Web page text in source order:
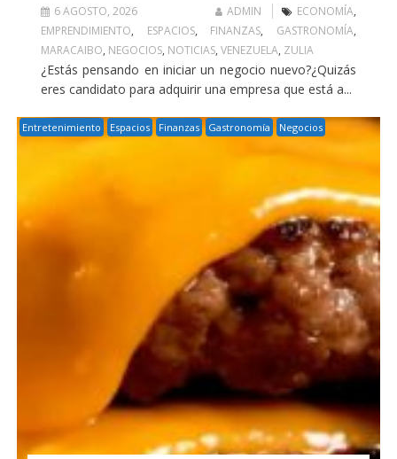
6 AGOSTO, 2026 ADMIN ECONOMÍA,
EMPRENDIMIENTO, ESPACIOS, FINANZAS, GASTRONOMÍA,
MARACAIBO, NEGOCIOS, NOTICIAS, VENEZUELA, ZULIA
¿Estás pensando en iniciar un negocio nuevo?¿Quizás
eres candidato para adquirir una empresa que está a...
Entretenimiento Espacios Finanzas Gastronomía Negocios